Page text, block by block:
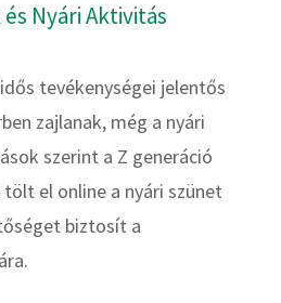
Nyári Aktivitás
tevékenységei jelentős
zajlanak, még a nyári
szerint a Z generáció
el online a nyári szünet
biztosít a